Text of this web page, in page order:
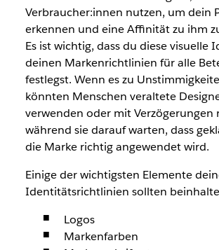
Verbraucher:innen nutzen, um dein
erkennen und eine Affinität zu ihm
Es ist wichtig, dass du diese visuelle
deinen Markenrichtlinien für alle
festlegst. Wenn es zu
könnten Menschen veraltete
verwenden oder mit Verzögerungen
während sie darauf warten, dass
die Marke richtig angewendet wird.
Einige der wichtigsten Elemente
Identitätsrichtlinien sollten
Logos
Markenfarben